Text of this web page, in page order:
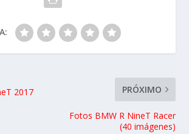
2017
PRÓXIMO
Fotos BMW R NineT Racer
(40 imágenes)